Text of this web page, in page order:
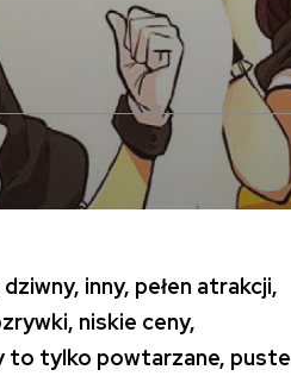
inny, pełen atrakcji,
niskie ceny,
to tylko powtarzane, puste